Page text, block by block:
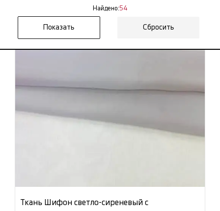
Найдено:54
Сбросить
Ткань Шифон светло-сиреневый с